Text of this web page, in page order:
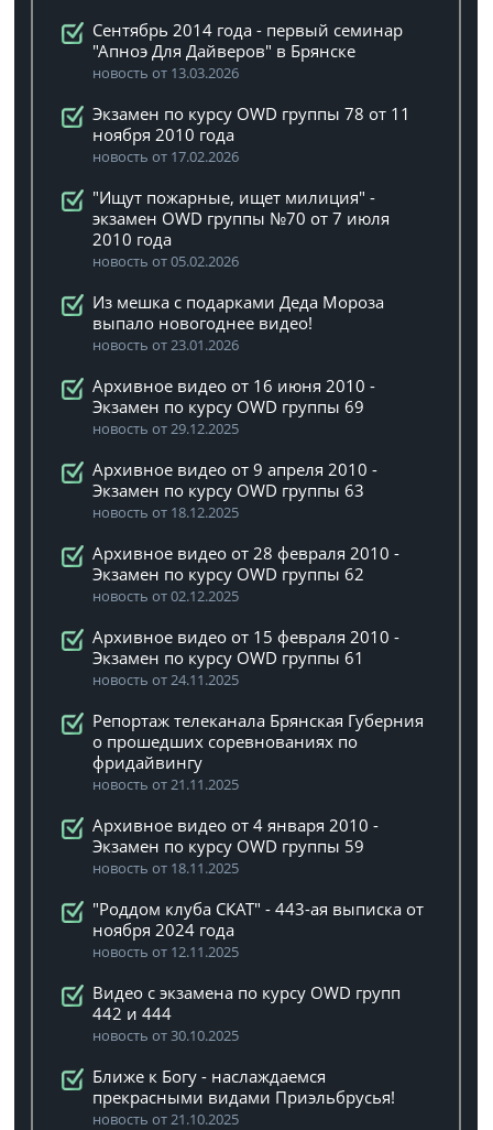
Сентябрь 2014 года - первый семинар
"Апноэ Для Дайверов" в Брянске
новость от 13.03.2026
Экзамен по курсу OWD группы 78 от 11
ноября 2010 года
новость от 17.02.2026
"Ищут пожарные, ищет милиция" -
экзамен OWD группы №70 от 7 июля
2010 года
новость от 05.02.2026
Из мешка с подарками Деда Мороза
выпало новогоднее видео!
новость от 23.01.2026
Архивное видео от 16 июня 2010 -
Экзамен по курсу OWD группы 69
новость от 29.12.2025
Архивное видео от 9 апреля 2010 -
Экзамен по курсу OWD группы 63
новость от 18.12.2025
Архивное видео от 28 февраля 2010 -
Экзамен по курсу OWD группы 62
новость от 02.12.2025
Архивное видео от 15 февраля 2010 -
Экзамен по курсу OWD группы 61
новость от 24.11.2025
Репортаж телеканала Брянская Губерния
о прошедших соревнованиях по
фридайвингу
новость от 21.11.2025
Архивное видео от 4 января 2010 -
Экзамен по курсу OWD группы 59
новость от 18.11.2025
"Роддом клуба СКАТ" - 443-ая выписка от
ноября 2024 года
новость от 12.11.2025
Видео с экзамена по курсу OWD групп
442 и 444
новость от 30.10.2025
Ближе к Богу - наслаждаемся
прекрасными видами Приэльбрусья!
новость от 21.10.2025